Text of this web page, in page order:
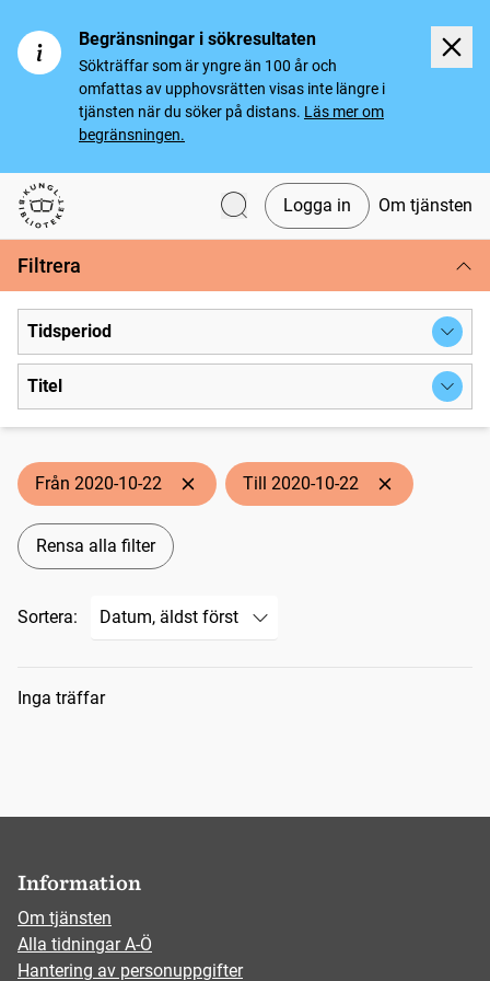
Begränsningar i sökresultaten
Sökträffar som är yngre än 100 år och
omfattas av upphovsrätten visas inte längre i
tjänsten när du söker på distans. Läs mer om
begränsningen.
Svenska tidningar
Logga in Om tjänsten
Filtrera
Tidsperiod
Titel
Från 2020-10-22 Till 2020-10-22
Rensa alla filter
Sortera:
Sökresultat
Inga träffar
Information
Om tjänsten
Alla tidningar A-Ö
Hantering av personuppgifter